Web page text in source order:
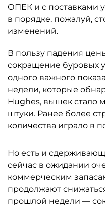
ОПЕК и с поставками
в порядке, пожалуй,
изменений.
В пользу падения
сокращение буровых
одного важного
недели, которые
Hughes, вышек стало
штуки. Ранее более
количества играло в
Но есть и
сейчас в ожидании
коммерческим
продолжают
прошлой недели —